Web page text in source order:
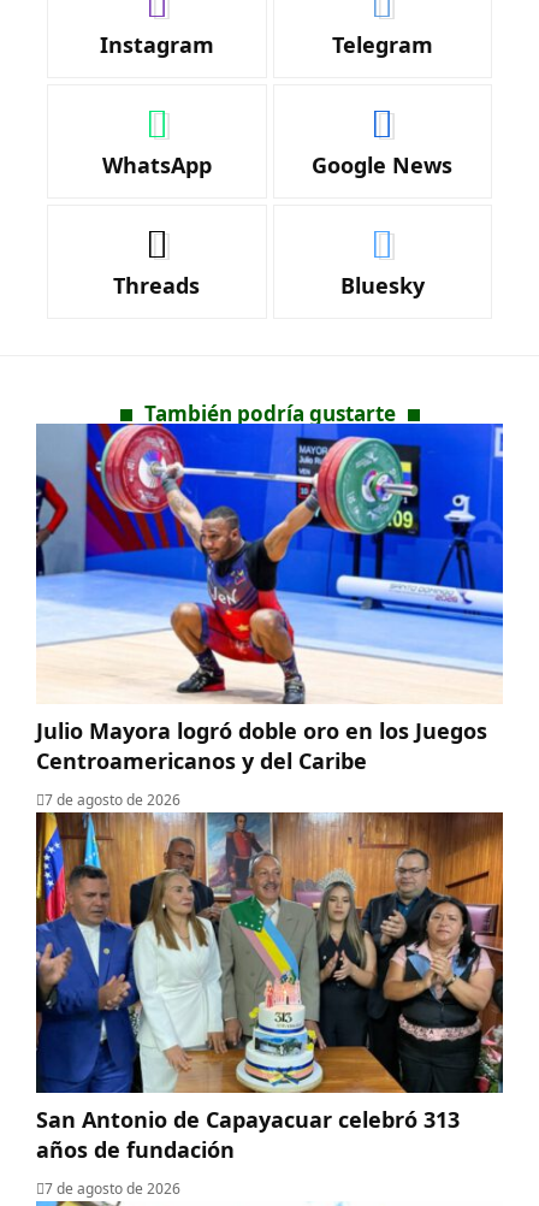
Instagram Telegram
WhatsApp Google News
Threads Bluesky
También podría gustarte
Julio Mayora logró doble oro en los Juegos
Centroamericanos y del Caribe
7 de agosto de 2026
San Antonio de Capayacuar celebró 313
años de fundación
7 de agosto de 2026